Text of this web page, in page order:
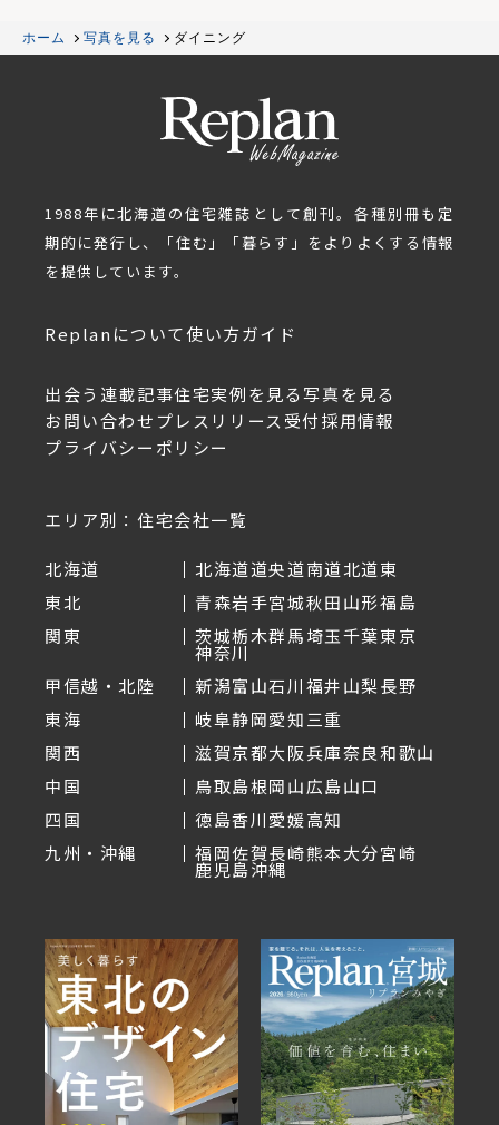
ホーム 写真を見る ダイニング
1988年に北海道の住宅雑誌として創刊。各種別冊も定
期的に発行し、「住む」「暮らす」をよりよくする情報
を提供しています。
Replanについて使い方ガイド
出会う 連載記事住宅実例を見る写真を見る
お問い合わせ プレスリリース受付採用情報
プライバシーポリシー
エリア別：住宅会社一覧
北海道 北海道道央道南道北道東
東北
青森岩手宮城秋田山形福島
関東
茨城栃木群馬埼玉千葉東京
神奈川
甲信越・北陸
新潟富山石川福井山梨長野
東海
岐阜静岡愛知三重
関西
滋賀京都大阪兵庫奈良和歌山
中国
鳥取島根岡山広島山口
四国
徳島香川愛媛高知
九州・沖縄
福岡佐賀長崎熊本大分宮崎
鹿児島沖縄